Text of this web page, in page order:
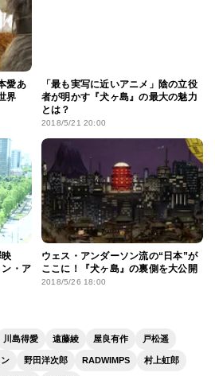
愛あ
界
「最も実写に近いアニメ」陰の立役
者が明かす『犬ヶ島』の最大の魅力
とは？
2018/5/21 20:00
・ア
ウェス・アンダーソン流の“日本”が
ここに！『犬ヶ島』の裏側を大公開
2018/5/26 18:00
川島得愛 遠藤綾 屋良有作 戸松遥
野田洋次郎 RADWIMPS 村上虹郎